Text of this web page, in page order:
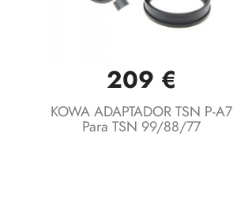
Vista rápida
209 €
KOWA ADAPTADOR TSN P-A7
Para TSN 99/88/77